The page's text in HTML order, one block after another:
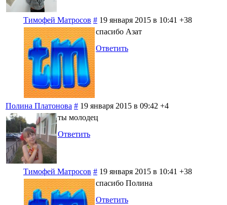
Тимофей Матросов # 19 января 2015 в 10:41 +38
спасибо Азат
Ответить
Полина Платонова # 19 января 2015 в 09:42 +4
ты молодец
Ответить
Тимофей Матросов # 19 января 2015 в 10:41 +38
спасибо Полина
Ответить